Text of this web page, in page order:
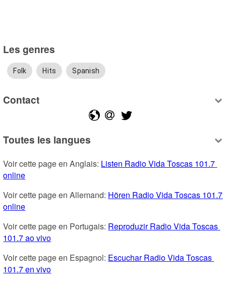
Les genres
Folk Hits Spanish
Contact
Toutes les langues
Voir cette page en Anglais: Listen Radio Vida Toscas 101.7
online
Voir cette page en Allemand: Hören Radio Vida Toscas 101.7
online
Voir cette page en Portugais: Reproduzir Radio Vida Toscas
101.7 ao vivo
Voir cette page en Espagnol: Escuchar Radio Vida Toscas
101.7 en vivo